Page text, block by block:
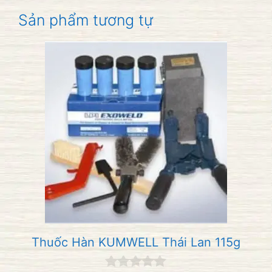
Sản phẩm tương tự
Thuốc Hàn KUMWELL Thái Lan 115g